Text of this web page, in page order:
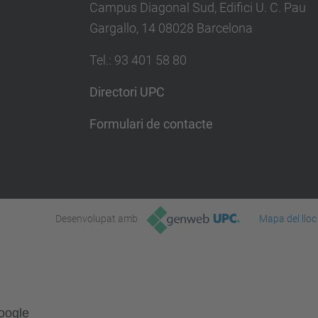
Campus Diagonal Sud, Edifici U. C. Pau
Gargallo, 14 08028 Barcelona
Tel. : 93 401 58 80
Directori UPC
Formulari de contacte
Desenvolupat amb Mapa del lloc